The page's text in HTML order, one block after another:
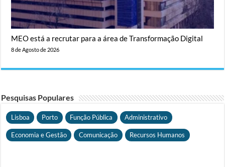
MEO está a recrutar para a área de Transformação Digital
8 de Agosto de 2026
Pesquisas Populares
Lisboa Porto Função Pública Administrativo
Economia e Gestão Comunicação Recursos Humanos